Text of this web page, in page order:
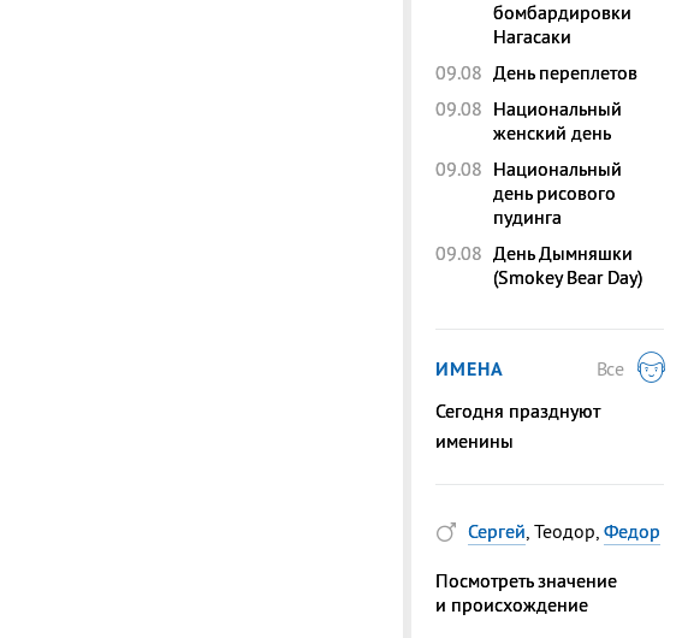
бомбардировки
Нагасаки
09.08 День переплетов
09.08 Национальный
женский день
09.08 Национальный
день рисового
пудинга
09.08 День Дымняшки
(Smokey Bear Day)
ИМЕНА
Все
Сегодня празднуют
именины
Сергей, Теодор, Федор
Посмотреть значение
и происхождение